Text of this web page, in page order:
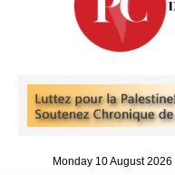
Monday 10 August 2026